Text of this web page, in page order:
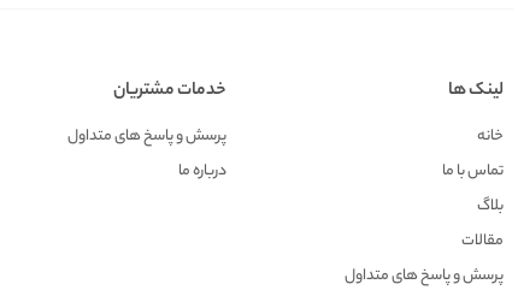
لینک ها
خانه
تماس با ما
بلاگ
مقالات
پرسش و پاسخ های متداول
خدمات مشتریان
پرسش و پاسخ های متداول
درباره ما